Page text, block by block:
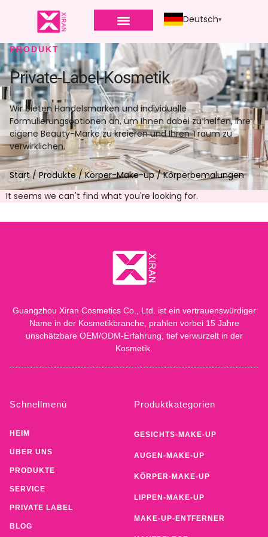
Deutsch
PRODUKT
Private-Label-Kosmetik
Wir bieten Handelsmarken und individuelle
Formulierungsoptionen an, um Ihnen dabei zu helfen, Ihre
eigene Beauty-Marke zu kreieren und Ihren Traum zu
verwirklichen.
Start/ Produkte/Körper-Make-up/ Körperbemalungen
It seems we can't find what you're looking for.
Guangzhou Xiran Cosmetics Co., Ltd. ist ein vertrauenswürdiger
Name in der Kosmetikbranche, prahlen vorbei 15 Jahre
unschätzbare OEM/ODM-Erfahrung, tief verwurzelt in der
Kosmetik.
Schnellmenü
HEIM
ÜBER UNS
PRODUKTE
SERVICE
PRIVATE LABEL
BLOG
Produktkategorien
GESICHTS-MAKE-UP
AUGEN-MAKE-UP
KÖRPER-MAKE-UP
LIPPEN-MAKE-UP
MAKE-UP-ENTFERNER